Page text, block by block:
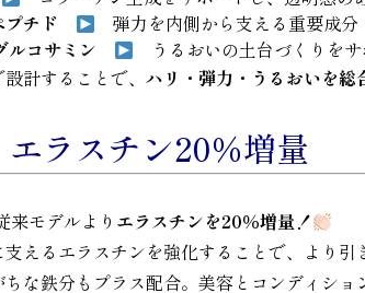
チド
弾力を内側から支える重要成分
ルコサミン
うるおいの土台づくりをサ
計することで、 ハリ・弾力・うるおいを総
ラスチン20％増量
モデルより エラスチンを20％増量！
えるエラスチンを強化することで、より引
な鉄分もプラス配合。美容とコンディショ